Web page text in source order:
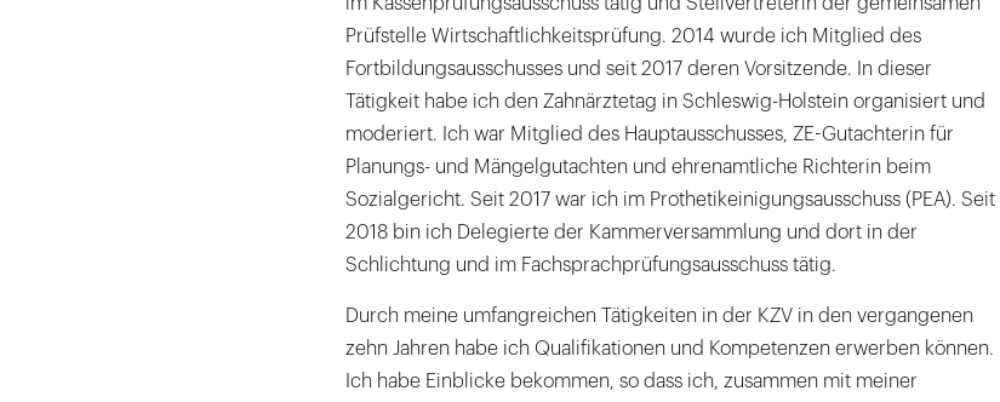
im Kassenprüfungsausschuss tätig und Stellvertreterin der gemeinsamen
Prüfstelle Wirtschaftlichkeitsprüfung. 2014 wurde ich Mitglied des
Fortbildungsausschusses und seit 2017 deren Vorsitzende. In dieser
Tätigkeit habe ich den Zahnärztetag in Schleswig-Holstein organisiert und
moderiert. Ich war Mitglied des Hauptausschusses, ZE-Gutachterin für
Planungs- und Mängelgutachten und ehrenamtliche Richterin beim
Sozialgericht. Seit 2017 war ich im Prothetikeinigungsausschuss (PEA). Seit
2018 bin ich Delegierte der Kammerversammlung und dort in der
Schlichtung und im Fachsprachprüfungsausschuss tätig.
Durch meine umfangreichen Tätigkeiten in der KZV in den vergangenen
zehn Jahren habe ich Qualifikationen und Kompetenzen erwerben können.
Ich habe Einblicke bekommen, so dass ich, zusammen mit meiner